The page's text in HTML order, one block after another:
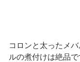
コロンと太ったメ
ルの煮付けは絶品で